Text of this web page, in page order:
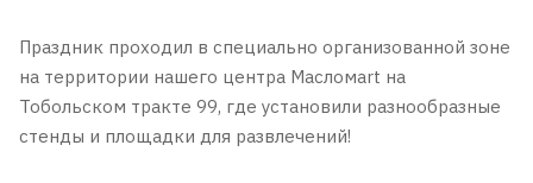
Праздник проходил в специально организованной зоне
на территории нашего центра Масломаrt на
Тобольском тракте 99, где установили разнообразные
стенды и площадки для развлечений!